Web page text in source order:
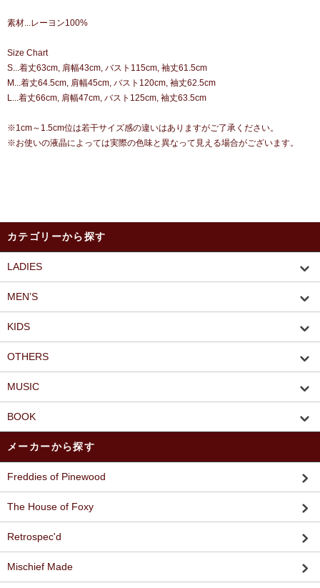
素材...レーヨン100%
Size Chart
S...着丈63cm, 肩幅43cm, バスト115cm, 袖丈61.5cm
M...着丈64.5cm, 肩幅45cm, バスト120cm, 袖丈62.5cm
L...着丈66cm, 肩幅47cm, バスト125cm, 袖丈63.5cm
※1cm～1.5cm位は若干サイズ感の違いはありますがご了承ください。
※お使いの液晶によっては実際の色味と異なって見える場合がございます。
カテゴリーから探す
LADIES
MEN’S
KIDS
OTHERS
MUSIC
BOOK
メーカーから探す
Freddies of Pinewood
The House of Foxy
Retrospec'd
Mischief Made